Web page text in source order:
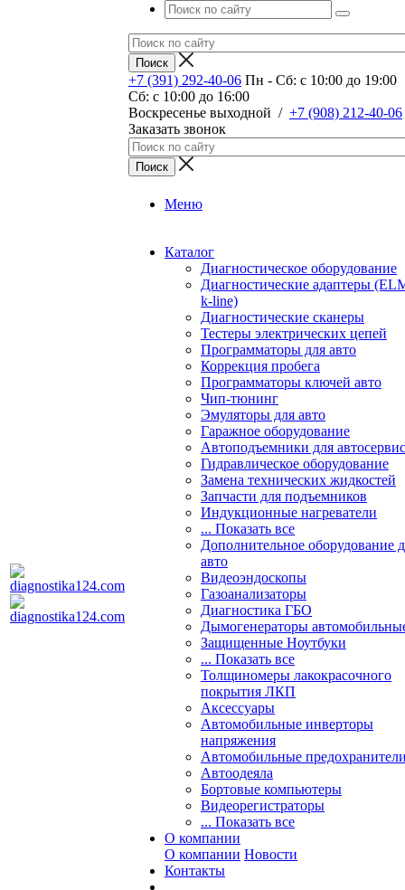
+7 (391) 292-40-06 Пн - Сб: c 10:00 до 19:00
Сб: c 10:00 до 16:00
​Воскресенье выходной / +7 (908) 212-40-06
Заказать звонок
Меню
Каталог
Диагностическое оборудование
Диагностические адаптеры
k-line)
Диагностические сканеры
Тестеры электрических цепей
Программаторы для авто
Коррекция пробега
Программаторы ключей авто
Чип-тюнинг
Эмуляторы для авто
Гаражное оборудование
Автоподъемники для
Гидравлическое оборудование
Замена технических жидкостей
Запчасти для подъемников
Индукционные нагреватели
... Показать все
Дополнительное оборудование
авто
Видеоэндоскопы
Газоанализаторы
Диагностика ГБО
Дымогенераторы
Защищенные Ноутбуки
... Показать все
Толщиномеры лакокрасочного
покрытия ЛКП
Аксессуары
Автомобильные инверторы
напряжения
Автомобильные
Автоодеяла
Бортовые компьютеры
Видеорегистраторы
... Показать все
О компании
О компании Новости
Контакты